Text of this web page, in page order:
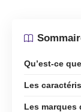
Qu’est-ce
Les
Les marques